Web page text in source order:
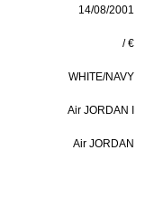
14/08/2001
/ €
WHITE/NAVY
Air JORDAN I
Air JORDAN